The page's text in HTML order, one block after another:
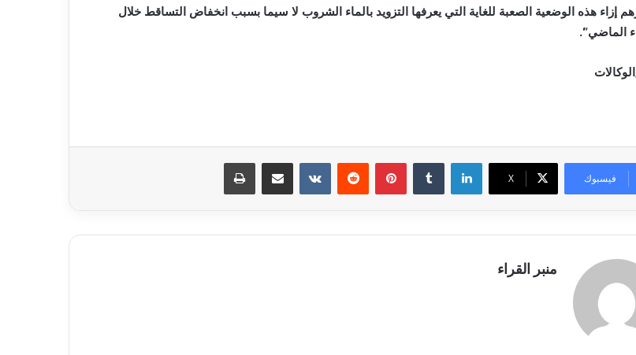
إزاء هذه الوضعية الصعبة للغاية التي يعرفها التزويد بالماء الشروب لا سيما بسبب انخفاض التساقط خلال
الماضي”‘.
فيسبوك X
لينكدإن بينتيريست مشاركة عبر البريد
منبر القراء